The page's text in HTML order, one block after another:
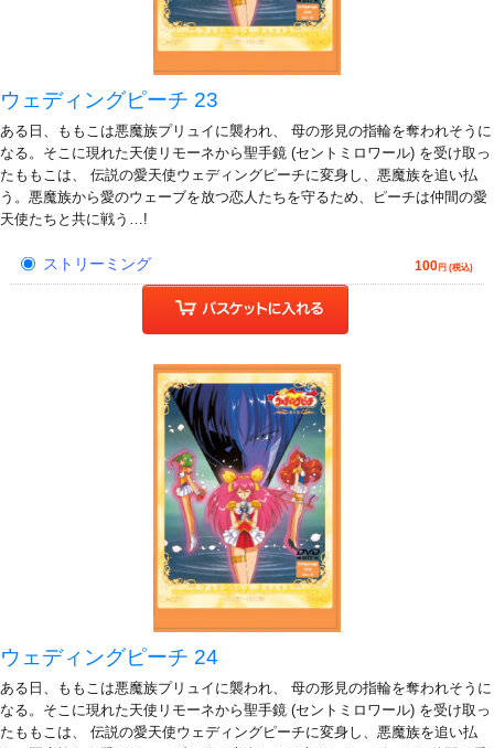
ウェディングピーチ 23
ある日、ももこは悪魔族プリュイに襲われ、 母の形見の指輪を奪われそうに
なる。そこに現れた天使リモーネから聖手鏡 (セントミロワール) を受け取っ
たももこは、 伝説の愛天使ウェディングピーチに変身し、悪魔族を追い払
う。悪魔族から愛のウェーブを放つ恋人たちを守るため、ピーチは仲間の愛
天使たちと共に戦う…!
ストリーミング 100円 (税込)
ウェディングピーチ 24
ある日、ももこは悪魔族プリュイに襲われ、 母の形見の指輪を奪われそうに
なる。そこに現れた天使リモーネから聖手鏡 (セントミロワール) を受け取っ
たももこは、 伝説の愛天使ウェディングピーチに変身し、悪魔族を追い払